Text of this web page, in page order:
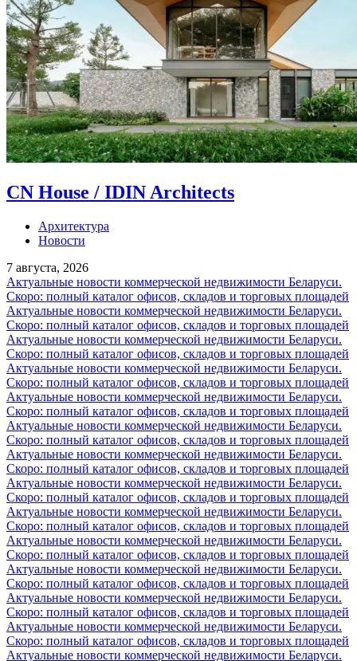
CN House / IDIN Architects
Архитектура
Новости
7 августа, 2026
Актуальные новости коммерческой недвижимости Беларуси.
Скоро: полный каталог офисов, складов и торговых площадей
Актуальные новости коммерческой недвижимости Беларуси.
Скоро: полный каталог офисов, складов и торговых площадей
Актуальные новости коммерческой недвижимости Беларуси.
Скоро: полный каталог офисов, складов и торговых площадей
Актуальные новости коммерческой недвижимости Беларуси.
Скоро: полный каталог офисов, складов и торговых площадей
Актуальные новости коммерческой недвижимости Беларуси.
Скоро: полный каталог офисов, складов и торговых площадей
Актуальные новости коммерческой недвижимости Беларуси.
Скоро: полный каталог офисов, складов и торговых площадей
Актуальные новости коммерческой недвижимости Беларуси.
Скоро: полный каталог офисов, складов и торговых площадей
Актуальные новости коммерческой недвижимости Беларуси.
Скоро: полный каталог офисов, складов и торговых площадей
Актуальные новости коммерческой недвижимости Беларуси.
Скоро: полный каталог офисов, складов и торговых площадей
Актуальные новости коммерческой недвижимости Беларуси.
Скоро: полный каталог офисов, складов и торговых площадей
Актуальные новости коммерческой недвижимости Беларуси.
Скоро: полный каталог офисов, складов и торговых площадей
Актуальные новости коммерческой недвижимости Беларуси.
Скоро: полный каталог офисов, складов и торговых площадей
Актуальные новости коммерческой недвижимости Беларуси.
Скоро: полный каталог офисов, складов и торговых площадей
Актуальные новости коммерческой недвижимости Беларуси.